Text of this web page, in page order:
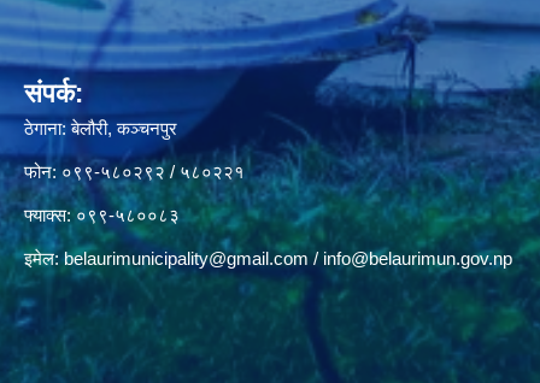
संपर्क:
ठेगाना: बेलौरी, कञ्चनपुर
फोन: ०९९-५८०२९२ / ५८०२२१
फ्याक्स: ०९९-५८००८३
इमेल:belaurimunicipality@gmail.com / info@belaurimun.gov.np